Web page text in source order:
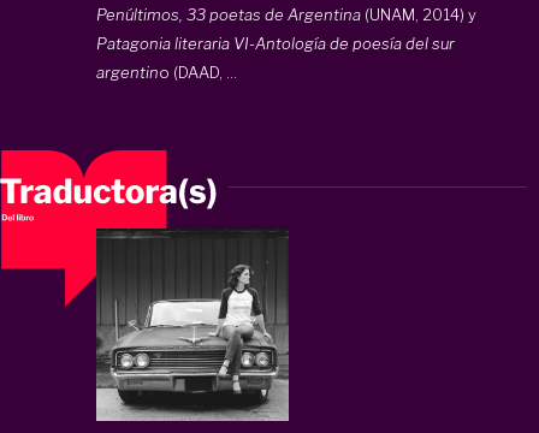
Penúltimos, 33 poetas de Argentina (UNAM, 2014) y
Patagonia literaria VI-Antología de poesía del sur
argentino (DAAD, ...